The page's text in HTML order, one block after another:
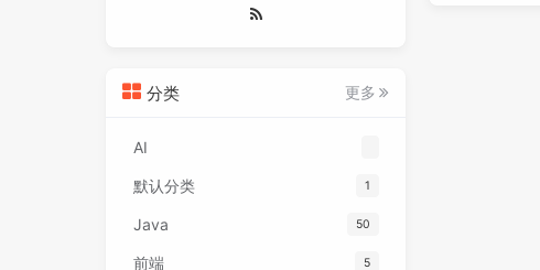
分类 更多
AI
默认分类 1
Java 50
前端 5